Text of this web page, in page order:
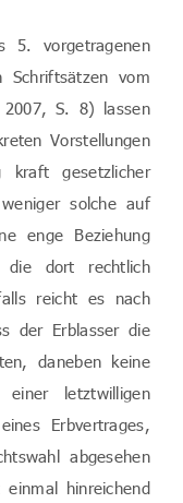
vorgetragenen
Schriftsätzen vom
S. 8) lassen
Vorstellungen
kraft gesetzlicher
solche auf
enge Beziehung
die dort rechtlich
reicht es nach
der Erblasser die
daneben keine
letztwilligen
Erbvertrages,
abgesehen
hinreichend